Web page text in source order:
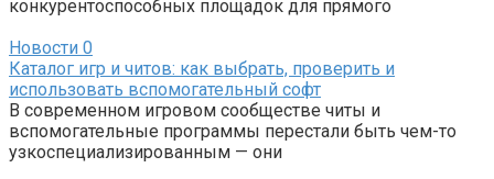
конкурентоспособных площадок для прямого
Новости 0
Каталог игр и читов: как выбрать, проверить и
использовать вспомогательный софт
В современном игровом сообществе читы и
вспомогательные программы перестали быть чем-то
узкоспециализированным — они